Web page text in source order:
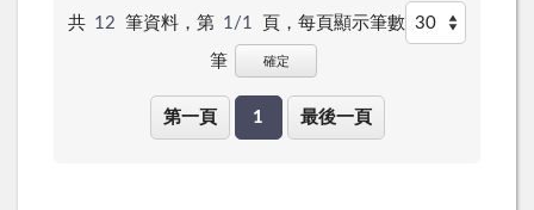
共 12 筆資料，第 1/1 頁， 每頁顯示筆數
筆 確定
第一頁 1 最後一頁